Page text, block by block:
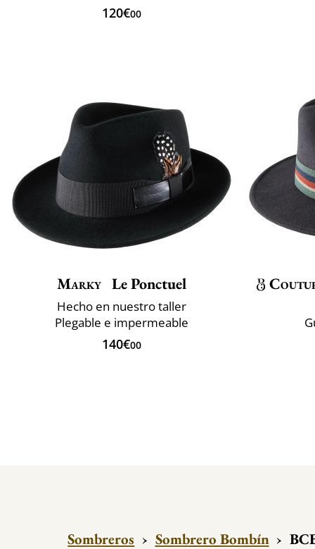
120€00
Marky Le Ponctuel
Hecho en nuestro taller
Plegable e impermeable
140€00
Sombreros › Sombrero Bombín ›